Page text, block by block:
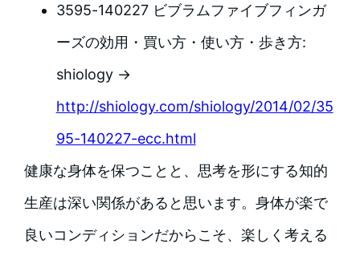
3595-140227 ビブラムファイブフィンガ
ーズの効用・買い方・使い方・歩き方:
shiology →
http://shiology.com/shiology/2014/02/35
95-140227-ecc.html
健康な身体を保つことと、思考を形にする知的
生産は深い関係があると思います。身体が楽で
良いコンディションだからこそ、楽しく考える